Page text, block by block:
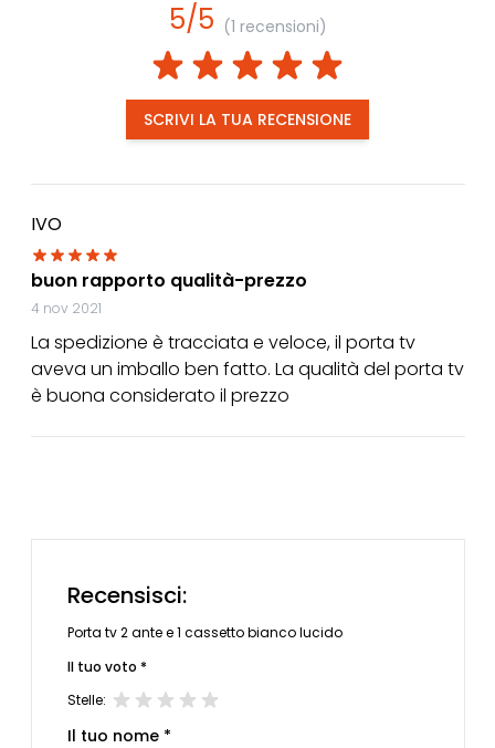
5/5 (1 recensioni)
SCRIVI LA TUA RECENSIONE
IVO
buon rapporto qualità-prezzo
4 nov 2021
La spedizione è tracciata e veloce, il porta tv
aveva un imballo ben fatto. La qualità del porta tv
è buona considerato il prezzo
Recensisci:
Porta tv 2 ante e 1 cassetto bianco lucido
Il tuo voto *
Stelle:
Il tuo nome *